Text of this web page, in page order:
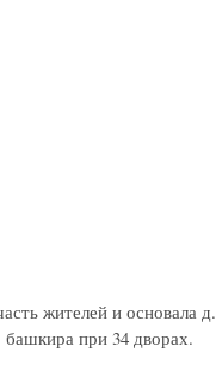
жителей и основала д.
башкира при 34 дворах.